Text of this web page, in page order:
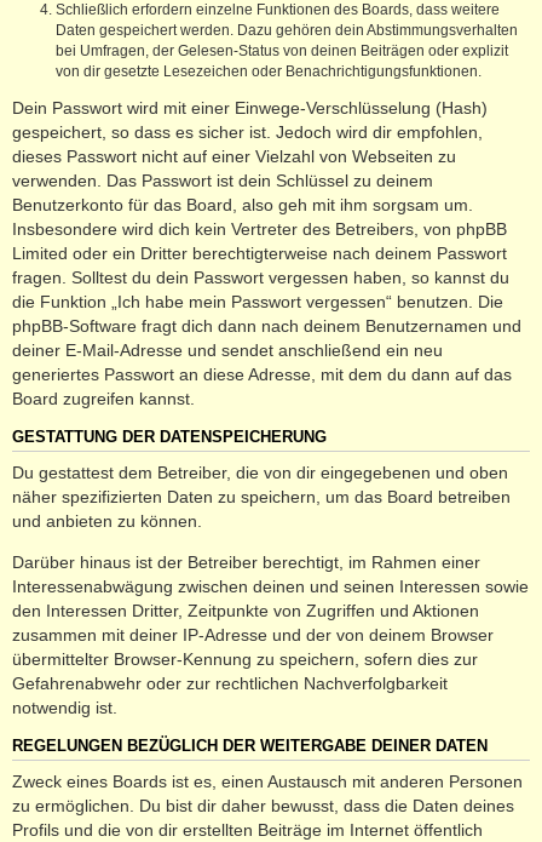
Schließlich erfordern einzelne Funktionen des Boards, dass weitere
Daten gespeichert werden. Dazu gehören dein Abstimmungsverhalten
bei Umfragen, der Gelesen-Status von deinen Beiträgen oder explizit
von dir gesetzte Lesezeichen oder Benachrichtigungsfunktionen.
Dein Passwort wird mit einer Einwege-Verschlüsselung (Hash)
gespeichert, so dass es sicher ist. Jedoch wird dir empfohlen,
dieses Passwort nicht auf einer Vielzahl von Webseiten zu
verwenden. Das Passwort ist dein Schlüssel zu deinem
Benutzerkonto für das Board, also geh mit ihm sorgsam um.
Insbesondere wird dich kein Vertreter des Betreibers, von phpBB
Limited oder ein Dritter berechtigterweise nach deinem Passwort
fragen. Solltest du dein Passwort vergessen haben, so kannst du
die Funktion „Ich habe mein Passwort vergessen“ benutzen. Die
phpBB-Software fragt dich dann nach deinem Benutzernamen und
deiner E-Mail-Adresse und sendet anschließend ein neu
generiertes Passwort an diese Adresse, mit dem du dann auf das
Board zugreifen kannst.
GESTATTUNG DER DATENSPEICHERUNG
Du gestattest dem Betreiber, die von dir eingegebenen und oben
näher spezifizierten Daten zu speichern, um das Board betreiben
und anbieten zu können.
Darüber hinaus ist der Betreiber berechtigt, im Rahmen einer
Interessenabwägung zwischen deinen und seinen Interessen sowie
den Interessen Dritter, Zeitpunkte von Zugriffen und Aktionen
zusammen mit deiner IP-Adresse und der von deinem Browser
übermittelter Browser-Kennung zu speichern, sofern dies zur
Gefahrenabwehr oder zur rechtlichen Nachverfolgbarkeit
notwendig ist.
REGELUNGEN BEZÜGLICH DER WEITERGABE DEINER DATEN
Zweck eines Boards ist es, einen Austausch mit anderen Personen
zu ermöglichen. Du bist dir daher bewusst, dass die Daten deines
Profils und die von dir erstellten Beiträge im Internet öffentlich